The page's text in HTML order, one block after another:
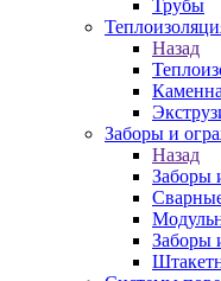
Трубы
Назад
Заборы и
Назад
Заборы
Заборы